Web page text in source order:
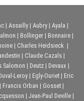
| Assailly | Aubry | Ayala |
| Bollinger| Bonnaire|
| Charles Heidsieck |
| Claude Cazals |
Salomon | Deutz| Devaux |
Leroy| Egly-Ouriet| Eric
Francis Orban | Gosset|
| Jean-Paul Deville |